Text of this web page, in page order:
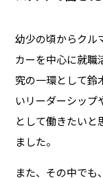
幼少の頃からクル
カーを中心に就職
究の一環として鈴
いリーダーシップ
として働きたいと
ました。
また、その中でも